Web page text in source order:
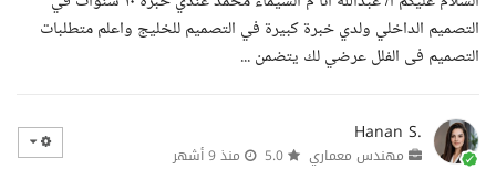
التصميم الداخلي ولدي خبرة كبيرة في التصميم للخليج واعلم متطلبات
التصميم فى الفلل عرضي لك يتضمن ...
Hanan S.
مهندس معماري منذ 9 أشهر